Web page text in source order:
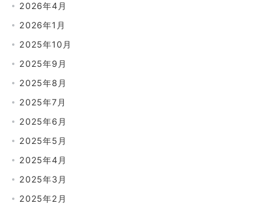
2026年4月
2026年1月
2025年10月
2025年9月
2025年8月
2025年7月
2025年6月
2025年5月
2025年4月
2025年3月
2025年2月